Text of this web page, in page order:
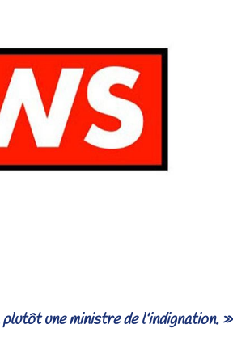
une ministre de l’indignation. »